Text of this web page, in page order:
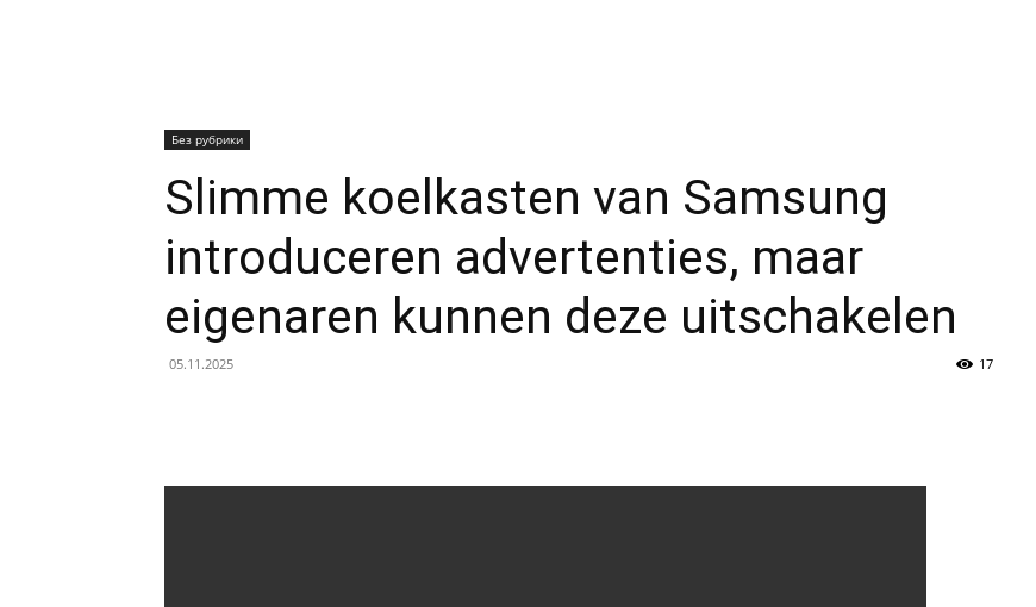
Без рубрики
Slimme koelkasten van Samsung
introduceren advertenties, maar
eigenaren kunnen deze uitschakelen
05.11.2025 17